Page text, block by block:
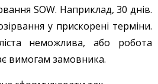
SOW. Наприклад, 30 днів.
у прискорені терміни.
неможлива, або робота
вимогам замовника.